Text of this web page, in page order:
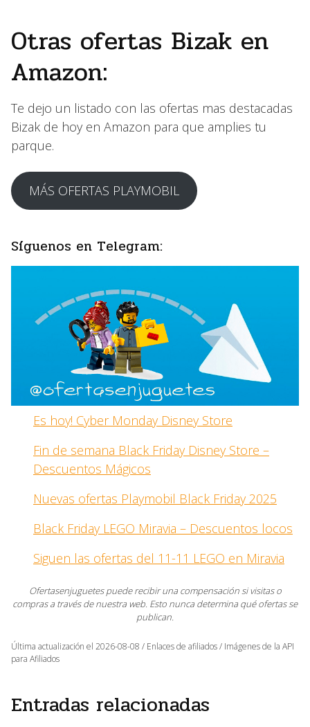
Otras ofertas Bizak en
Amazon:
Te dejo un listado con las ofertas mas destacadas
Bizak de hoy en Amazon para que amplies tu
parque.
MÁS OFERTAS PLAYMOBIL
Síguenos en Telegram:
Es hoy! Cyber Monday Disney Store
Fin de semana Black Friday Disney Store –
Descuentos Mágicos
Nuevas ofertas Playmobil Black Friday 2025
Black Friday LEGO Miravia – Descuentos locos
Siguen las ofertas del 11-11 LEGO en Miravia
Ofertasenjuguetes puede recibir una compensación si visitas o
compras a través de nuestra web. Esto nunca determina qué ofertas se
publican.
Última actualización el 2026-08-08 / Enlaces de afiliados / Imágenes de la API
para Afiliados
Entradas relacionadas